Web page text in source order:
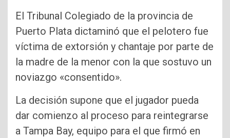
El Tribunal Colegiado de la provincia de
Puerto Plata dictaminó que el pelotero fue
víctima de extorsión y chantaje por parte de
la madre de la menor con la que sostuvo un
noviazgo «consentido».
La decisión supone que el jugador pueda
dar comienzo al proceso para reintegrarse
a Tampa Bay, equipo para el que firmó en